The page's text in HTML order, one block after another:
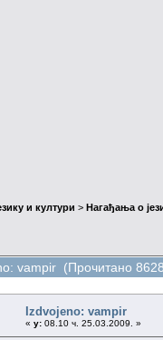
и култури > Нагађања о
vampir (Прочитано
Izdvojeno: vampir
« у: 08.10 ч. 25.03.2009. »